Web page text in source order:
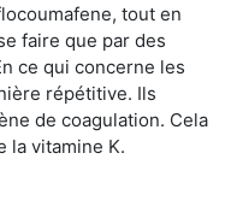
tout en
faire que par des
ce qui concerne les
répétitive. Ils
de coagulation. Cela
la vitamine K.